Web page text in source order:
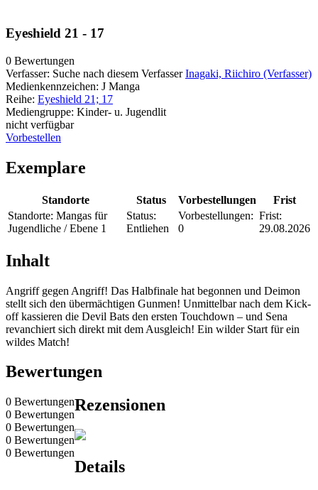
Eyeshield 21 - 17
0 Bewertungen
Verfasser: Suche nach diesem Verfasser Inagaki, Riichiro (Verfasser)
Medienkennzeichen: J Manga
Reihe: Eyeshield 21; 17
Mediengruppe: Kinder- u. Jugendlit
nicht verfügbar
Vorbestellen
Exemplare
Standorte Status Vorbestellungen
Frist
Standorte: Mangas für
Jugendliche / Ebene 1
Status:
Entliehen
Vorbestellungen:
0
Frist:
29.08.2026
Inhalt
Angriff gegen Angriff! Das Halbfinale hat begonnen und Deimon
stellt sich den übermächtigen Gunmen! Unmittelbar nach dem Kick-
off kassieren die Devil Bats den ersten Touchdown – und Sena
revanchiert sich direkt mit dem Ausgleich! Ein wilder Start für ein
wildes Match!
Bewertungen
0 Bewertungen
0 Bewertungen
0 Bewertungen
0 Bewertungen
0 Bewertungen
Rezensionen
Details